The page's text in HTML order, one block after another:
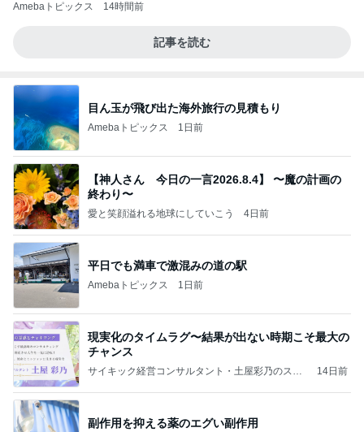
Amebaトピックス 14時間前
記事を読む
目ん玉が飛び出た海外旅行の見積もり
Amebaトピックス 1日前
【神人さん 今日の一言2026.8.4】 〜魔の計画の
終わり〜
愛と笑顔溢れる地球にしていこう 4日前
平日でも満車で激混みの道の駅
Amebaトピックス 1日前
現実化のタイムラグ〜結果が出ない時期こそ最大の
チャンス
サイキック経営コンサルタント・土屋彩乃のスピ
14日前
副作用を抑える薬のエグい副作用